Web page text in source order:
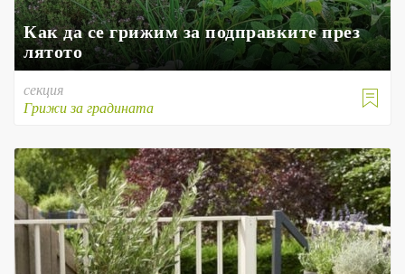
Как да се грижим за подправките през
лятото

секция
Грижи за градината